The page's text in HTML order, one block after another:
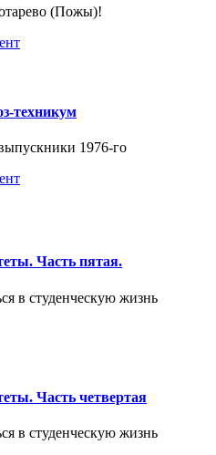
(Пожы)!
техникум
1976-го
Часть пятая.
в студенческую жизнь
Часть четвертая
в студенческую жизнь